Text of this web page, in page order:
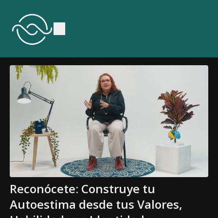
Reconócete: Construye tu
Autoestima desde tus Valores,